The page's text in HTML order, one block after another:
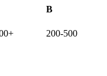
B
200-500